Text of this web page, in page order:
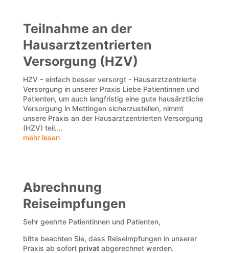
Teilnahme an der
Hausarztzentrierten
Versorgung (HZV)
HZV – einfach besser versorgt - Hausarztzentrierte
Versorgung in unserer Praxis Liebe Patientinnen und
Patienten, um auch langfristig eine gute hausärztliche
Versorgung in Mettingen sicherzustellen, nimmt
unsere Praxis an der Hausarztzentrierten Versorgung
(HZV) teil....
mehr lesen
Abrechnung
Reiseimpfungen
Sehr geehrte Patientinnen und Patienten,
bitte beachten Sie, dass Reiseimpfungen in unserer
Praxis ab sofort privatabgerechnet werden.